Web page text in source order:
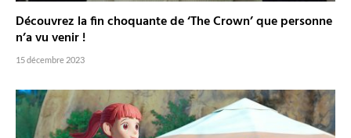
Découvrez la fin choquante de ‘The Crown’ que personne
n’a vu venir !
15 décembre 2023